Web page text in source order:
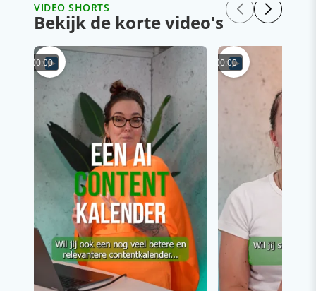
VIDEO SHORTS
Bekijk de korte video's
00:00 00:00